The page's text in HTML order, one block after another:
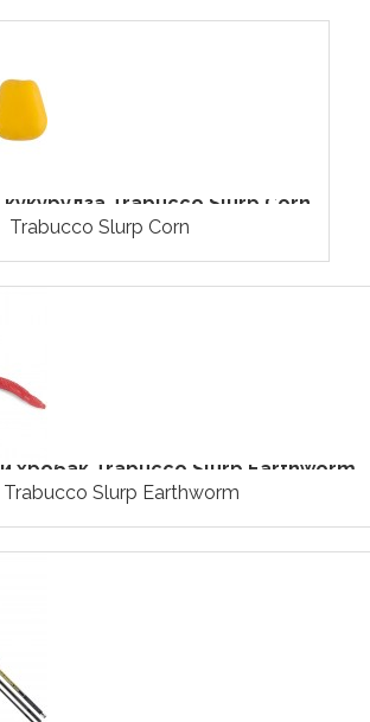
кукурудза Trabucco Slurp Corn
Trabucco Slurp Corn
хробак Trabucco Slurp Earthworm
Trabucco Slurp Earthworm